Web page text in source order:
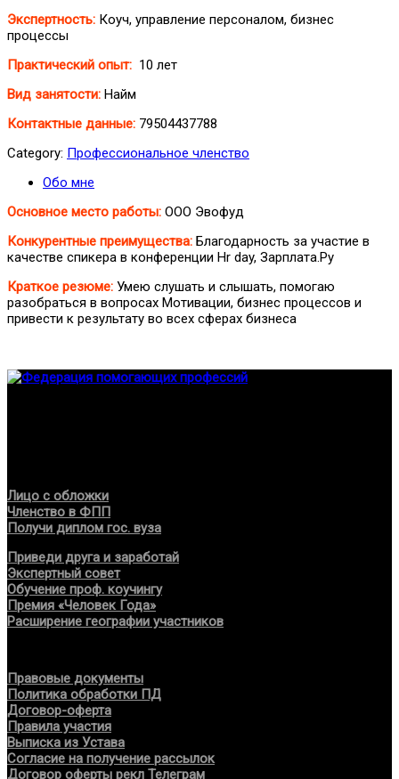
Экспертность: Коуч, управление персоналом, бизнес
процессы
Практический опыт: 10 лет
Вид занятости: Найм
Контактные данные: 79504437788
Category: Профессиональное членство
Обо мне
Основное место работы: ООО Эвофуд
Конкурентные преимущества: Благодарность за участие в
качестве спикера в конференции Hr day, Зарплата.Ру
Краткое резюме: Умею слушать и слышать, помогаю
разобраться в вопросах Мотивации, бизнес процессов и
привести к результату во всех сферах бизнеса
Лицо с обложки
Членство в ФПП
Получи диплом гос. вуза
Приведи друга и заработай
Экспертный совет
Обучение проф. коучингу
Премия «Человек Года»
Расширение географии участников
Правовые документы
Политика обработки ПД
Договор-оферта
Правила участия
Выписка из Устава
Согласие на получение рассылок
Договор оферты рекл Телеграм